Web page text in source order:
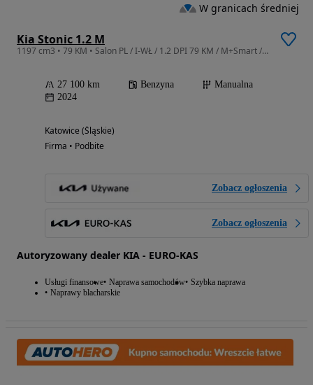
Kia Stonic 1.2 M
1197 cm3 • 79 KM • Salon PL / I-WŁ / 1.2 DPI 79 KM / M+Smart / FV23% / Gwar. KIA / MY2025
27 100 km Benzyna
Manualna
2024
Katowice (Śląskie)
Firma • Podbite
Zobacz ogłoszenia
Zobacz ogłoszenia
Autoryzowany dealer KIA - EURO-KAS
Usługi finansowe Naprawa samochodów Szybka naprawa
Naprawy blacharskie
W granicach średniej